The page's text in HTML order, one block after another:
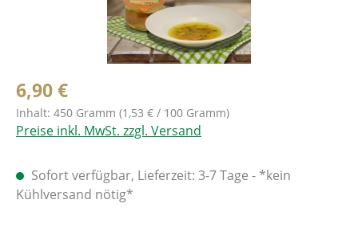
6,90 €
Inhalt: 450 Gramm (1,53 € / 100 Gramm)
Preise inkl. MwSt. zzgl. Versand
Sofort verfügbar, Lieferzeit: 3-7 Tage - *kein
Kühlversand nötig*